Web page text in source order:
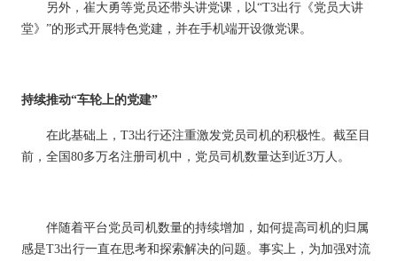
另外，崔大勇等党员还带头讲党课，以“T3出行《党员大讲
堂》”的形式开展特色党建，并在手机端开设微党课。
持续推动“车轮上的党建”
在此基础上， T3出行还注重激发党员司机的积极性。 截至目
前， 全国 80多万名注册司机中，党员司机数量达到近3万人。
伴随着平台党员司机数量的持续增加，如何提高司机的归属
感是T3出行一直在思考和探索解决的问题。事实上，为加强对流